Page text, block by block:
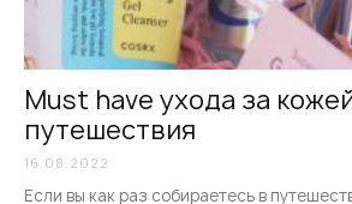
Must have ухода за
путешествия
16.08.2022
Если вы как раз собираетесь в